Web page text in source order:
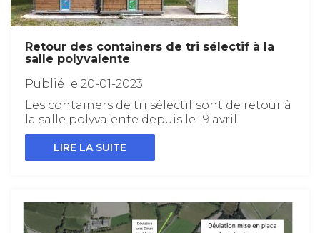
Retour des containers de tri sélectif à la
salle polyvalente
Publié le 20-01-2023
Les containers de tri sélectif sont de retour à
la salle polyvalente depuis le 19 avril.
LIRE LA SUITE